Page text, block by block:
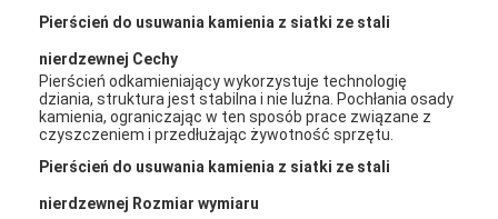
Pierścień do usuwania kamienia z siatki ze stali
nierdzewnej Cechy
Pierścień odkamieniający wykorzystuje technologię
dziania, struktura jest stabilna i nie luźna. Pochłania osady
kamienia, ograniczając w ten sposób prace związane z
czyszczeniem i przedłużając żywotność sprzętu.
Pierścień do usuwania kamienia z siatki ze stali
nierdzewnej Rozmiar wymiaru